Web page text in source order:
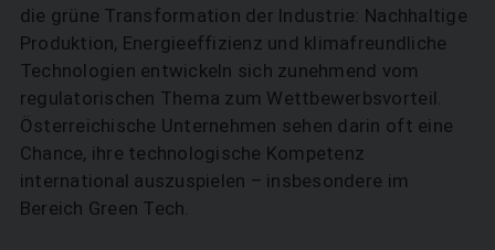
die grüne Transformation der Industrie: Nachhaltige
Produktion, Energieeffizienz und klimafreundliche
Technologien entwickeln sich zunehmend vom
regulatorischen Thema zum Wettbewerbsvorteil.
Österreichische Unternehmen sehen darin oft eine
Chance, ihre technologische Kompetenz
international auszuspielen – insbesondere im
Bereich Green Tech.